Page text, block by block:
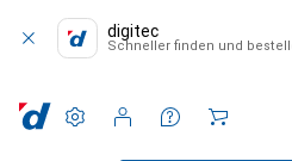
digitec
Schneller finden und
Einstellungen
Kundenkonto
Vergleichslisten
Merklisten
Warenkorb